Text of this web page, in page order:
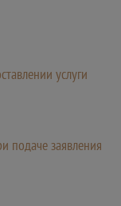
услуги
подаче заявления